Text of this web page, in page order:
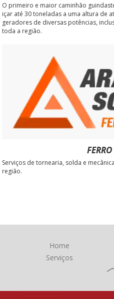
O primeiro e maior caminhão
içar até 30 toneladas a uma altura de
geradores de diversas potências,
toda a região.
Serviços de tornearia, solda e
região.
Home
Serviços